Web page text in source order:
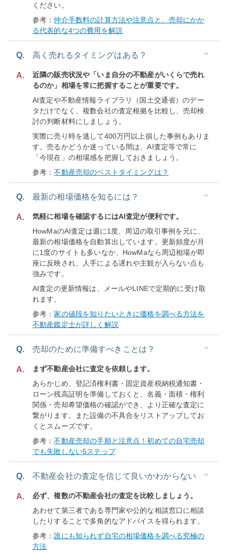
ください。
参考：仲介手数料の計算方法や注意点と、売却にかか
る代表的な4つの費用を解説
Q. 高く売れるタイミングはある？
A.
近隣の販売状況や「いま自分の不動産がいくらで売れ
るのか」相場を常に把握することが重要です。
AI査定や不動産情報ライブラリ（国土交通省）のデー
タだけでなく、複数会社の査定根拠を比較し、売却検
討の判断材料にしましょう。
実際に売り時を逃して400万円以上損した事例もありま
す。売るかどうか迷っている間は、AI査定等で常に
「今現在」の相場感を把握しておきましょう。
参考：不動産売却のベストタイミングは？
Q. 最新の相場価格を知るには？
A.
気軽に相場を確認するにはAI査定が便利です。
HowMaのAI査定は週に1度、周辺の取引事例を元に、
最新の相場価格を自動算出しています。更新頻度が月
に1度のサイトも多いなか、HowMaなら周辺相場が即
座に反映され、人手による遅れや主観が入らない点も
強みです。
AI査定の更新情報は、メールやLINEで定期的に受け取
れます。
参考：家の値段を知りたいときに価格を調べる方法を
不動産鑑定士が詳しく解説
Q. 売却のために準備すべきことは？
A.
まず不動産会社に査定を依頼します。
あらかじめ、登記済権利書・固定資産税納税通知書・
ローン残高証明を準備しておくと、名義・面積・権利
関係・売却希望価格の確認ができ、より正確な査定に
繋がります。また設備の不具合をリストアップしてお
くとスムーズです。
参考：不動産売却の手順と注意点！初めての自宅売却
でも失敗しない5ステップ
Q. 不動産会社の査定を信じて良いかわからない
A.
必ず、複数の不動産会社の査定を比較しましょう。
あわせて第三者である専門家や公的な相談窓口に相談
したりすることで多角的なアドバイスを得られます。
参考：誰にも知られず自宅の相場価格を調べる究極の
方法